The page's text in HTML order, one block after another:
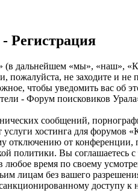
Регистрация
дальнейшем «мы», «наш»,
не заходите и
чтобы уведомить вас об
- Форум поисковиков
сообщений,
услуги хостинга для
от
политики. Вы
время по своему
лицам без вашего
доступу к